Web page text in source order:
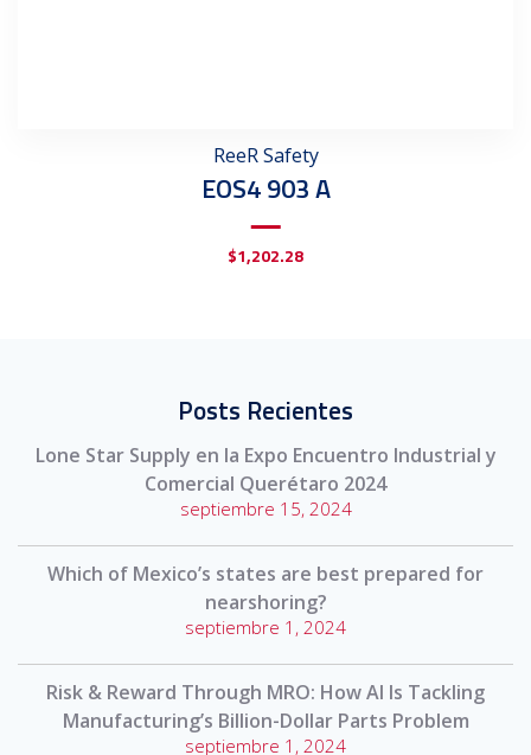
ReeR Safety
EOS4 903 A
$1,202.28
Posts Recientes
Lone Star Supply en la Expo Encuentro Industrial y
Comercial Querétaro 2024
septiembre 15, 2024
Which of Mexico’s states are best prepared for
nearshoring?
septiembre 1, 2024
Risk & Reward Through MRO: How AI Is Tackling
Manufacturing’s Billion-Dollar Parts Problem
septiembre 1, 2024